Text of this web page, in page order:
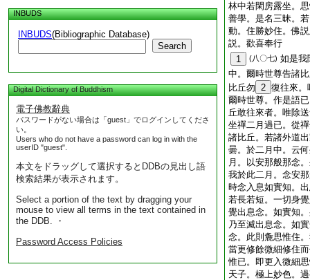
INBUDS
INBUDS(Bibliographic Database)
Search
Digital Dictionary of Buddhism
電子佛教辭典
パスワードがない場合は「guest」でログインしてくださ
い。
Users who do not have a password can log in with the
userID "guest".
本文をドラッグして選択するとDDBの見出し語
検索結果が表示されます。
Select a portion of the text by dragging your
mouse to view all terms in the text contained in
the DDB. ・
Password Access Policies
林中若閑房露坐。
善學。是名三昧。
動。住勝妙住。佛
説。歡喜奉行
1
(八〇七) 如是我
中。爾時世尊告諸
比丘勿 2 復往來。
爾時世尊。作是語
丘敢往來者。唯除
坐禪二月過已。從
諸比丘。若諸外道
曇。於二月中。云
月。以安那般那念
我於此二月。念安
時念入息如實知。
若長若短。一切身
覺出息念。如實知
乃至滅出息念。如
念。此則麁思惟住
當更修餘微細修住
惟已。即更入微細
天子。極上妙色。